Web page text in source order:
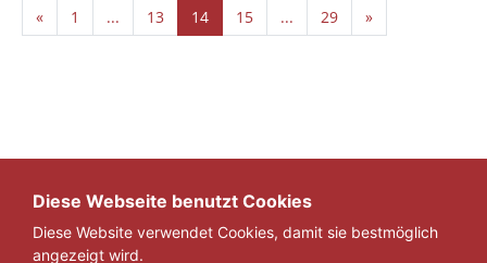
« 1 ... 13 14 15 ... 29 »
Diese Webseite benutzt Cookies
Diese Website verwendet Cookies, damit sie bestmöglich
angezeigt wird.